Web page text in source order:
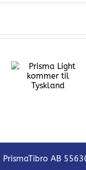
Prisma
PrismaTibro AB